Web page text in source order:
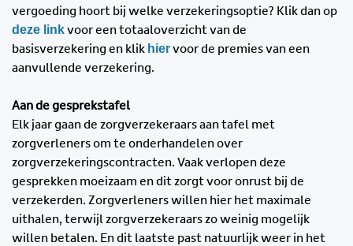
vergoeding hoort bij welke verzekeringsoptie? Klik dan op
deze linkvoor een totaaloverzicht van de
basisverzekering en klik hiervoor de premies van een
aanvullende verzekering.
Aan de gesprekstafel
Elk jaar gaan de zorgverzekeraars aan tafel met
zorgverleners om te onderhandelen over
zorgverzekeringscontracten. Vaak verlopen deze
gesprekken moeizaam en dit zorgt voor onrust bij de
verzekerden. Zorgverleners willen hier het maximale
uithalen, terwijl zorgverzekeraars zo weinig mogelijk
willen betalen. En dit laatste past natuurlijk weer in het